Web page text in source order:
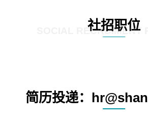
社招职位
SOCIAL RECRUIMENT
简历投递：